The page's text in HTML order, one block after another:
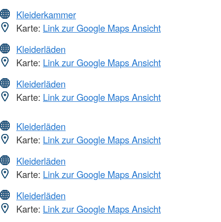
Kleiderkammer
Karte: Link zur Google Maps Ansicht
Kleiderläden
Karte: Link zur Google Maps Ansicht
Kleiderläden
Karte: Link zur Google Maps Ansicht
Kleiderläden
Karte: Link zur Google Maps Ansicht
Kleiderläden
Karte: Link zur Google Maps Ansicht
Kleiderläden
Karte: Link zur Google Maps Ansicht